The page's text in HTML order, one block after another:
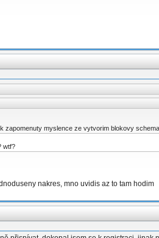
zapomenuty myslence ze vytvorim blokovy
wtf?
nakres, mno uvidis az to tam hodim